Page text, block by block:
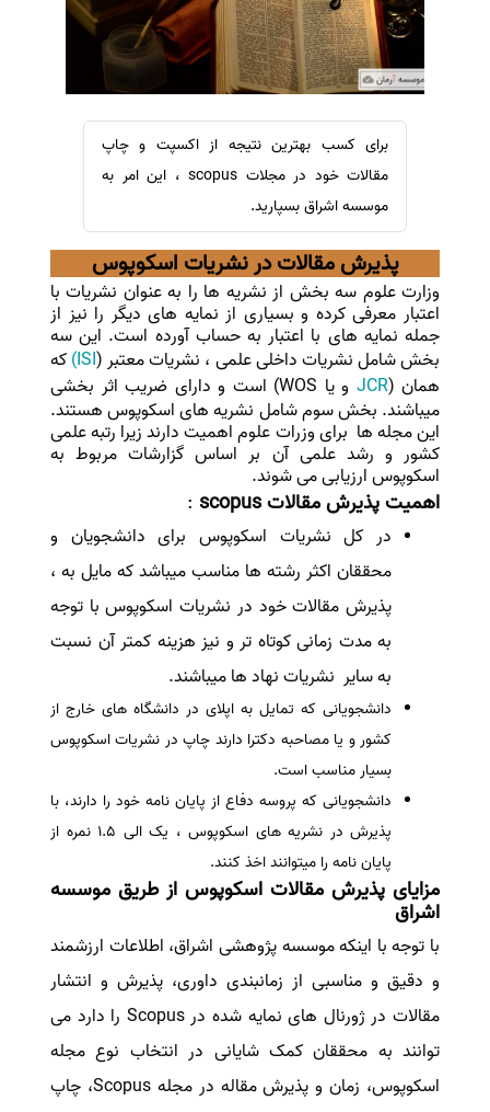
ترجمه عربی به فارسی
مشاهده همه زبان ها
سفارش ویرایش
سفارش پارافریز
سفارش فرمت‌بندی
سفارش کاهش کمیت
سفارش معرفی مجله
سفارش معرفی مقاله
سفارش معرفی کتاب
سفارش چکیده مبسوط
سفارش ترجمه مولتی‌مدیا
سفارش گویندگی
سفارش تولید محتوا
سفارش ترجمه همزمان
سفارش چکیده گرافیکی
سفارش تهیه کاورلتر
سفارش انگیزه‌نامه‌SOP
برای کسب بهترین نتیجه از اکسپت و چاپ
مقالات خود در مجلات scopus ، این امر به
موسسه اشراق بسپارید.
پذیرش مقالات در نشریات اسکوپوس
وزارت علوم سه بخش از نشریه ها را به عنوان نشریات با
اعتبار معرفی کرده و بسیاری از نمایه های دیگر را نیز از
جمله نمایه های با اعتبار به حساب آورده است. این سه
بخش شامل نشریات داخلی علمی ، نشریات معتبر (ISI) که
همان (JCR
و یا WOS) است و دارای ضریب اثر بخشی
میباشند. بخش سوم شامل نشریه های اسکوپوس هستند.
این مجله ها برای وزرات علوم اهمیت دارند زیرا رتبه علمی
کشور و رشد علمی آن بر اساس گزارشات مربوط به
اسکوپوس ارزیابی می شوند.
اهمیت پذیرش مقالات scopus :
در کل نشریات اسکوپوس برای دانشجویان و
محققان اکثر رشته ها مناسب میباشد که مایل به ،
پذیرش مقالات خود در نشریات اسکوپوس با توجه
به مدت زمانی کوتاه تر و نیز هزینه کمتر آن نسبت
به سایر نشریات نهاد ها میباشند.
دانشجویانی که تمایل به اپلای در دانشگاه های خارج از
کشور و یا مصاحبه دکترا دارند چاپ در نشریات اسکوپوس
بسیار مناسب است.
دانشجویانی که پروسه دفاع از پایان نامه خود را دارند، با
پذیرش در نشریه های اسکوپوس ، یک الی 1.5 نمره از
پایان نامه را میتوانند اخذ کنند.
مزایای پذیرش مقالات اسکوپوس از طریق موسسه
اشراق
با توجه با اینکه موسسه پژوهشی اشراق، اطلاعات ارزشمند
و دقیق و مناسبی از زمانبندی داوری، پذیرش و انتشار
مقالات در ژورنال های نمایه شده در Scopus را دارد می
توانند به محققان کمک شایانی در انتخاب نوع مجله
اسکوپوس، زمان و پذیرش مقاله در مجله Scopus، چاپ